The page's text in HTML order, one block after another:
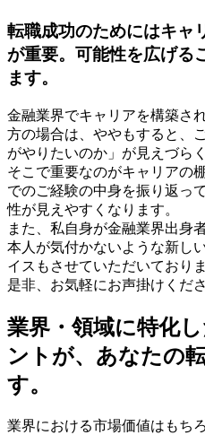
転職成功のためにはキャ
が重要。可能性を広げる
ます。
金融業界でキャリアを構築さ
方の場合は、ややもすると、
がやりたいのか」が見えづら
そこで重要なのがキャリアの
でのご経験の中身を振り返っ
性が見えやすくなります。
また、私自身が金融業界出身
本人が気付かないような新し
イスもさせていただいておりま
是非、お気軽にお声掛けくださ
業界・領域に特化し
ントが、 あなたの
す。
業界における市場価値はもち